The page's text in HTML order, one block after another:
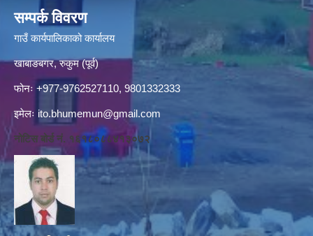
सम्पर्क विवरण
गाउँ कार्यपालिकाको कार्यालय
खाबाङबगर, रुकुम (पूर्व)
फोनः +977-9762527110, 9801332333
इमेलः ito.bhumemun@gmail.com
नोटिस बोर्ड नं. १६१८०८८४१३०७२